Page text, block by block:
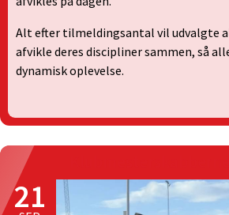
Alt efter tilmeldingsantal vil udvalgte
afvikle deres discipliner sammen, så
dynamisk oplevelse.
21